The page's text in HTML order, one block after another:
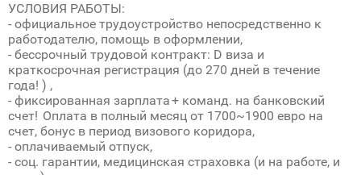
УСЛОВИЯ РАБОТЫ:
- официальное трудоустройство непосредственно к
работодателю, помощь в оформлении,
- бессрочный трудовой контракт: D визa и
краткосрочная регистрация (до 270 дней в течение
года! ) ,
- фиксированная зарплата + команд. на банковский
счет! Oплата в полный месяц от 1700~1900 евро на
счет, бонус в период визового коридора,
- оплачиваемый отпуск,
- соц. гарантии, медицинская страховка (и на работе, и